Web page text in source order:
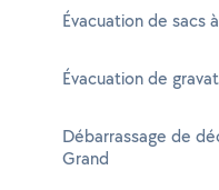
Évacuation de sacs
Évacuation de
Débarrassage de
Grand